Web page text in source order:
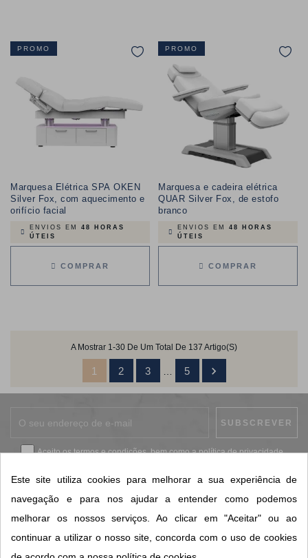
PROMO
Marquesa Elétrica SPA OKEN
Silver Fox, com aquecimento e
orifício facial
ENVIOS EM 48 HORAS
ÚTEIS
COMPRAR
PROMO
Marquesa e cadeira elétrica
QUAR Silver Fox, de estofo
branco
ENVIOS EM 48 HORAS
ÚTEIS
COMPRAR
A Mostrar 1-30 De Um Total De 137 Artigo(s)
1 2 3 5 
Aceito ostermos e condições, bem como apolítica de privacidade.
CONTACTOS SORISA
Este site utiliza cookies para melhorar a sua experiência de
navegação e para nos ajudar a entender como podemos
melhorar os nossos serviços. Ao clicar em "Aceitar" ou ao
continuar a utilizar o nosso site, concorda com o uso de cookies